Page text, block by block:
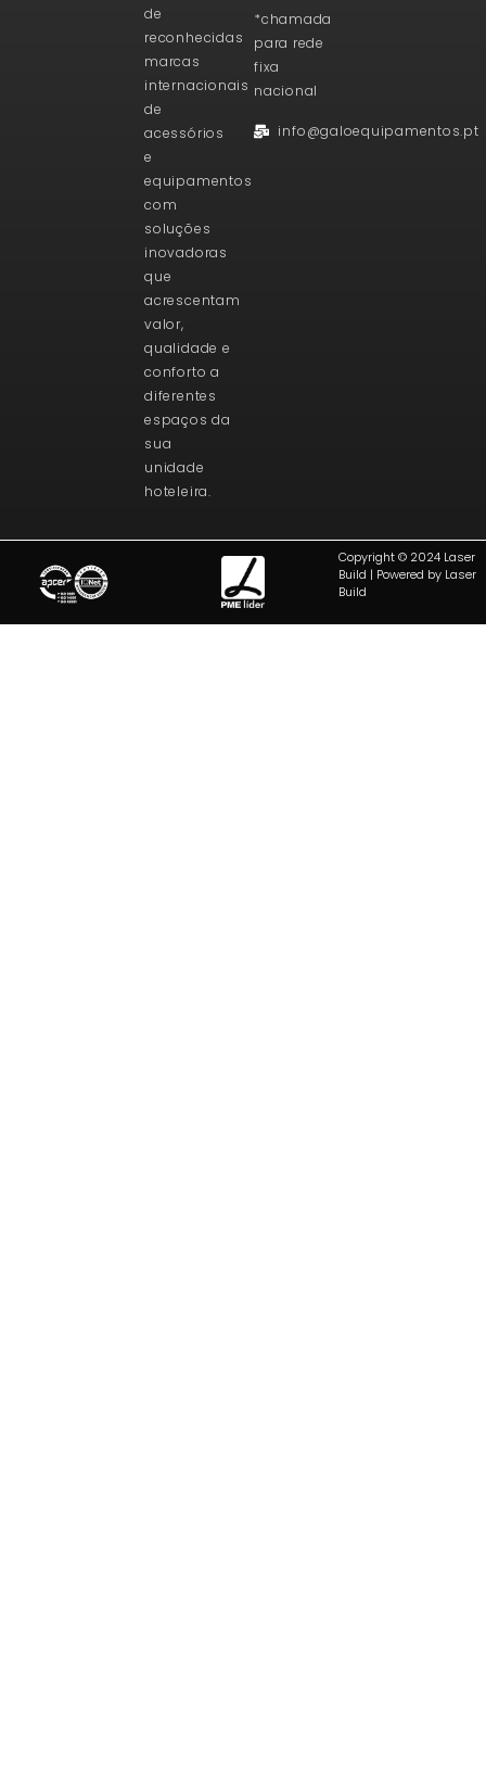
de
reconhecidas
marcas
internacionais
de
acessórios
e
equipamentos
com
soluções
inovadoras
que
acrescentam
valor,
qualidade e
conforto a
diferentes
espaços da
sua
unidade
hoteleira.
*chamada
para rede
fixa
nacional
info@galoequipamentos.pt
Copyright © 2024 Laser
Build | Powered by Laser
Build